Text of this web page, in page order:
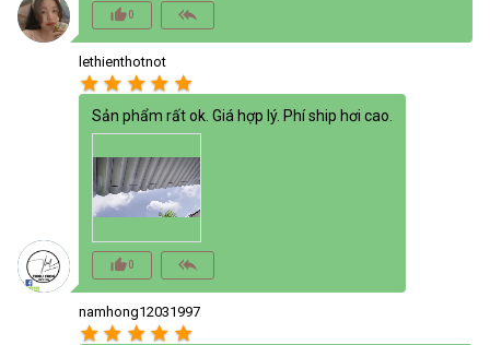
thumb_up_alt0 reply_all
lethienthotnot
star star star star star
Sản phẩm rất ok. Giá hợp lý. Phí ship hơi cao.
thumb_up_alt0 reply_all
namhong12031997
star star star star star